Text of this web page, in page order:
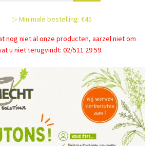
▷ Minimale bestelling: €45
nog niet al onze producten, aarzel niet om
u niet terugvindt: 02/511 29 59.